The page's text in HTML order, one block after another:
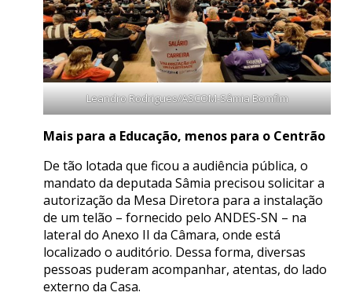
Leandro Rodrigues/ASCOM-Sâmia Bomfim
Mais para a Educação, menos para o Centrão
De tão lotada que ficou a audiência pública, o
mandato da deputada Sâmia precisou solicitar a
autorização da Mesa Diretora para a instalação
de um telão – fornecido pelo ANDES-SN – na
lateral do Anexo II da Câmara, onde está
localizado o auditório. Dessa forma, diversas
pessoas puderam acompanhar, atentas, do lado
externo da Casa.